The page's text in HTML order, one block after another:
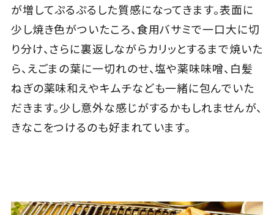
が増してぷるぷるした質感になってきます。表面に
少し焼き色がついたころ、食用バサミで一口大に切
り分け、さらに裏返しながらカリッとするまで焼いた
ら、えごまの葉に一切れのせ、塩や薬味味噌、白髪
ねぎの薬味和えやキムチなども一緒に包んでいた
だきます。少し意外な感じがするかもしれませんが、
きなこをつけるのも好まれています。